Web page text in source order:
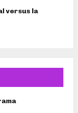
versus la